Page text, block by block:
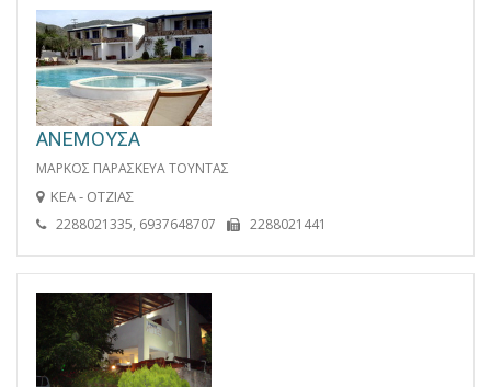
ΑΝΕΜΟΥΣΑ
ΜΑΡΚΟΣ ΠΑΡΑΣΚΕΥΑ ΤΟΥΝΤΑΣ
ΚΕΑ - ΟΤΖΙΑΣ
2288021335, 6937648707 2288021441